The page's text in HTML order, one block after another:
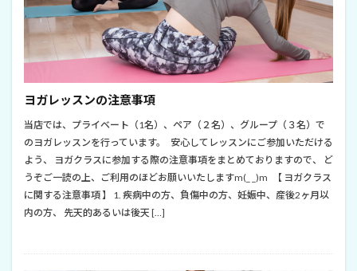
ヨガレッスンの注意事項
当店では、プライベート（1名）、ペア（２名）、グループ（３名）で
のヨガレッスンを行っています。 安心してレッスンにご参加いただける
よう、 ヨガクラスに参加する際の注意事項をまとめておりますので、 ど
うぞご一読の上、ご利用のほどお願いいたしますm(_ _)m 【 ヨガクラス
に関する注意事項 】 1. 疾病中の方、負傷中の方、妊娠中、産後2ヶ月以
内の方、 先天的あるいは後天 […]